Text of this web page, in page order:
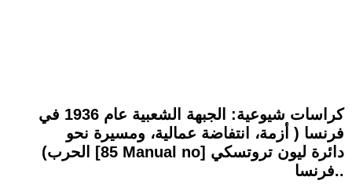
كراسات شيوعية: الجبهة الشعبية عام 1936 في
فرنسا ( أزمة، انتفاضة عمالية، ومسيرة نحو
الحرب) [85 Manual no] دائرة ليون تروتسكي
.فرنسا.